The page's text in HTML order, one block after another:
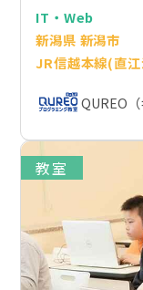
IT・Web
新潟県 新潟市
JR信越本線(直
QUREO
教室